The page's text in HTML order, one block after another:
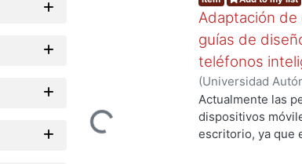
Loading...
Adaptación
guías de
teléfonos
(Universidad
de Servicios de
Actualmente las
dispositivos
escritorio, ya que